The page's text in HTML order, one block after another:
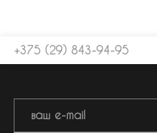
+375 (29) 843-94-95